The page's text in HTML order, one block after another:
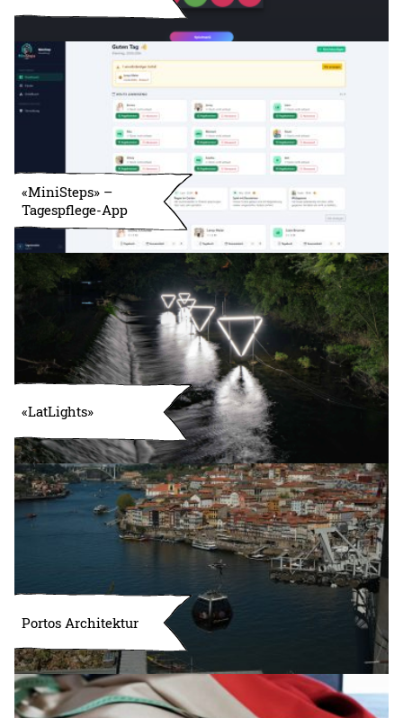
«MiniSteps» –
Tagespflege-App
«LatLights»
Portos Architektur